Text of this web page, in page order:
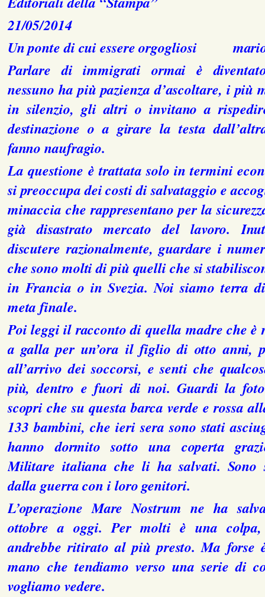
21/05/2014
Un ponte di cui essere orgogliosi
Parlare di immigrati ormai è
nessuno ha più pazienza d’ascoltare, i più
in silenzio, gli altri o invitano a
destinazione o a girare la testa
fanno naufragio.
La questione è trattata solo in termini
si preoccupa dei costi di salvataggio e
minaccia che rappresentano per la
già disastrato mercato del lavoro.
discutere razionalmente, guardare i
che sono molti di più quelli che si
in Francia o in Svezia. Noi siamo terra
meta finale.
Poi leggi il racconto di quella madre che è
a galla per un’ora il figlio di otto anni,
all’arrivo dei soccorsi, e senti che
più, dentro e fuori di noi. Guardi la
scopri che su questa barca verde e rossa
133 bambini, che ieri sera sono stati
hanno dormito sotto una coperta
Militare italiana che li ha salvati.
dalla guerra con i loro genitori.
L’operazione Mare Nostrum ne ha
ottobre a oggi. Per molti è una
andrebbe ritirato al più presto. Ma forse
mano che tendiamo verso una serie di
vogliamo vedere.